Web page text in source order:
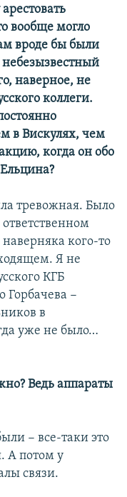
вообще могло
вроде бы были
небезызвестный
наверное, не
коллеги.
в Вискулях, чем
когда он обо
тревожная. Было
кого-то
Я не
КГБ
Горбачева −
в
уже не было…
Ведь аппараты
− все-таки это
А потом у
связи.